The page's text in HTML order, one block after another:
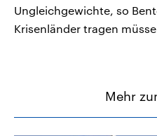
Ungleichgewichte, so
Krisenländer tragen
Mehr